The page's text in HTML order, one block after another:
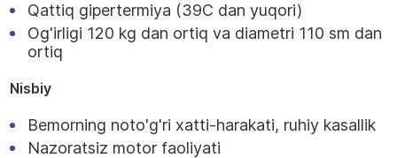
Qattiq gipertermiya (39C dan yuqori)
Og'irligi 120 kg dan ortiq va diametri 110 sm dan
ortiq
Nisbiy
Bemorning noto'g'ri xatti-harakati, ruhiy kasallik
Nazoratsiz motor faoliyati